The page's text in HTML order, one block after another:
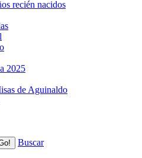
recién nacidos
2025
de Aguinaldo
Buscar